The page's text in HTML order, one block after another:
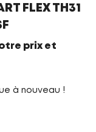
FLEX TH31
prix et
à nouveau !